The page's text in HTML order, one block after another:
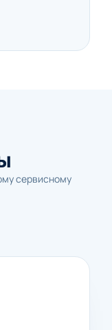
сервисному